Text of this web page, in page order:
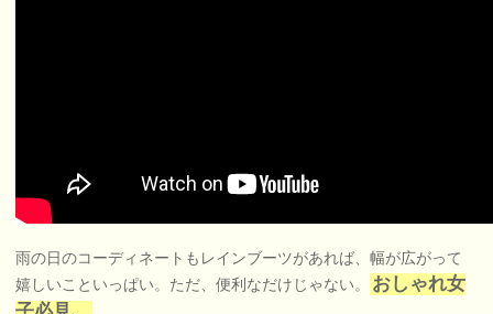
雨の日のコーディネートもレインブーツがあれば、幅が広がって
嬉しいこといっぱい。ただ、便利なだけじゃない。
おしゃれ女